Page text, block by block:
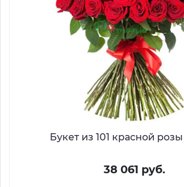
Букет из 101 красной
38 061 руб.